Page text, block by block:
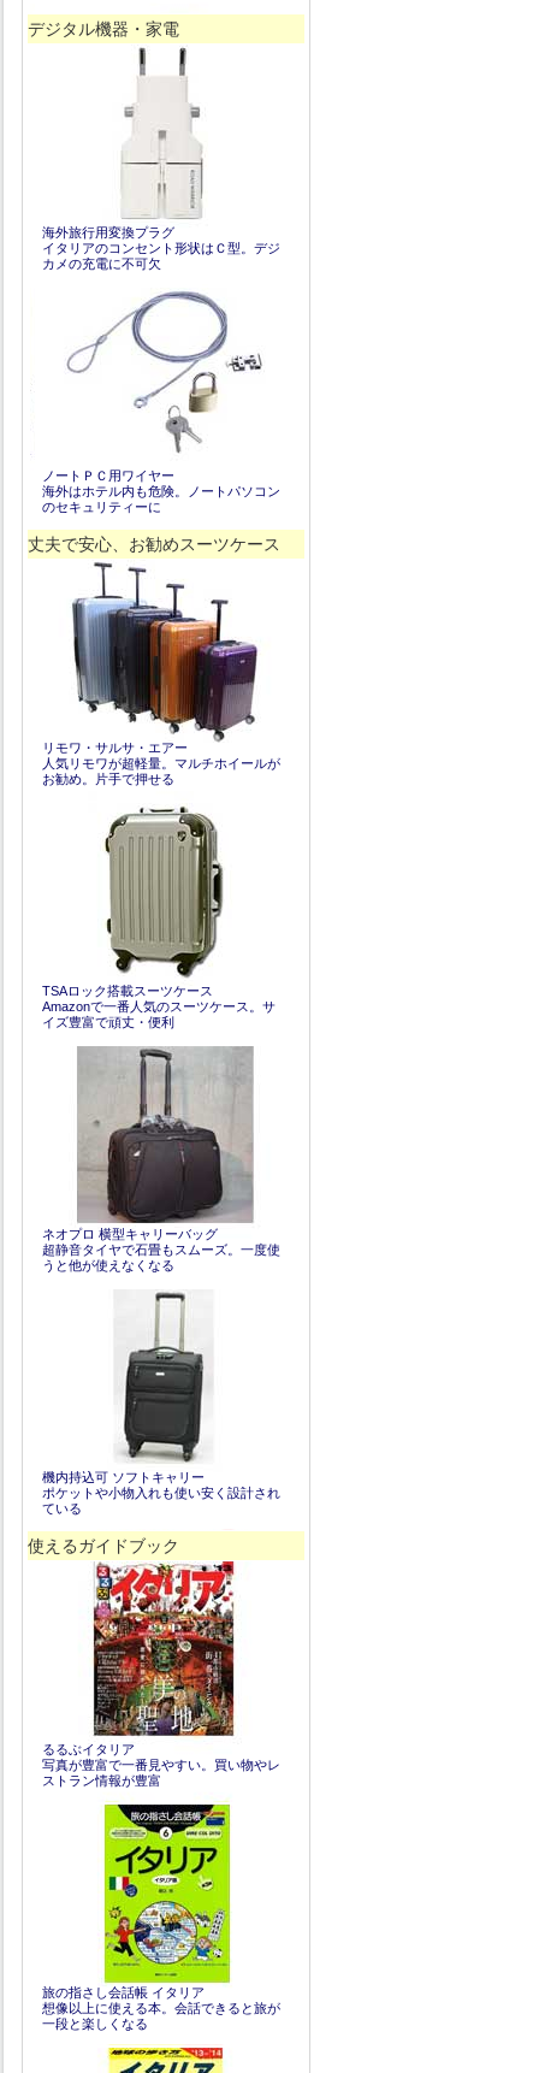
デジタル機器・家電
海外旅行用変換プラグ
イタリアのコンセント形状はＣ型。デジ
カメの充電に不可欠
ノートＰＣ用ワイヤー
海外はホテル内も危険。ノートパソコン
のセキュリティーに
丈夫で安心、お勧めスーツケース
リモワ・サルサ・エアー
人気リモワが超軽量。マルチホイールが
お勧め。片手で押せる
TSAロック搭載スーツケース
Amazonで一番人気のスーツケース。サ
イズ豊富で頑丈・便利
ネオプロ 横型キャリーバッグ
超静音タイヤで石畳もスムーズ。一度使
うと他が使えなくなる
機内持込可 ソフトキャリー
ポケットや小物入れも使い安く設計され
ている
使えるガイドブック
るるぶイタリア
写真が豊富で一番見やすい。買い物やレ
ストラン情報が豊富
旅の指さし会話帳 イタリア
想像以上に使える本。会話できると旅が
一段と楽しくなる